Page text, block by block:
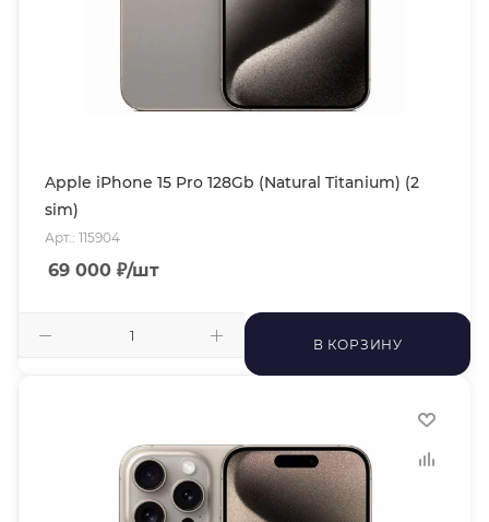
Apple iPhone 15 Pro 128Gb (Natural Titanium) (2
sim)
Арт.: 115904
69 000 ₽/шт
В КОРЗИНУ